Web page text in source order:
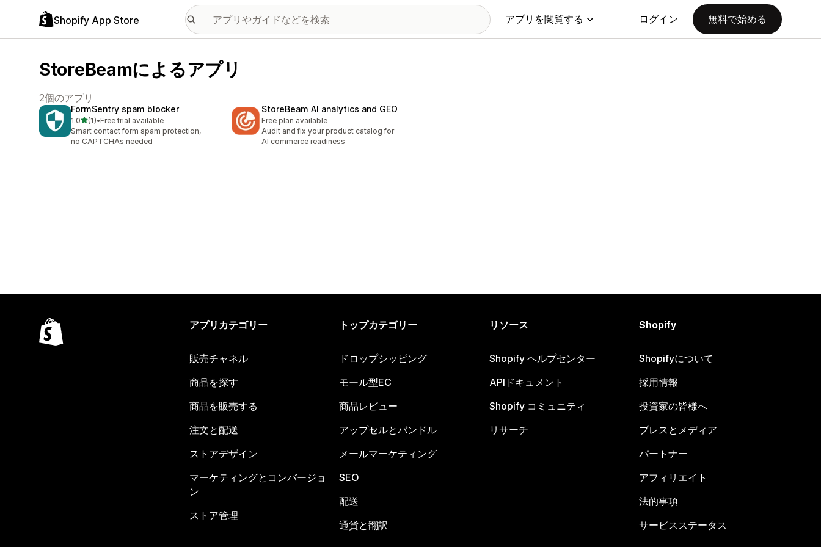
Shopify App Store アプリを閲覧する ログイン 無料で始める
StoreBeamによるアプリ
2個のアプリ
FormSentry spam blocker
1.05つ星中
(1)
合計レビュー数：1件
•Free trial available
Smart contact form spam protection,
no CAPTCHAs needed
StoreBeam AI analytics and GEO
Free plan available
Audit and fix your product catalog for
AI commerce readiness
アプリカテゴリー
販売チャネル
商品を探す
商品を販売する
注文と配送
ストアデザイン
マーケティングとコンバージョ
ン
ストア管理
トップカテゴリー
ドロップシッピング
モール型EC
商品レビュー
アップセルとバンドル
メールマーケティング
SEO
配送
通貨と翻訳
リソース
Shopify ヘルプセンター
APIドキュメント
Shopify コミュニティ
リサーチ
Shopify
Shopifyについて
採用情報
投資家の皆様へ
プレスとメディア
パートナー
アフィリエイト
法的事項
サービスステータス